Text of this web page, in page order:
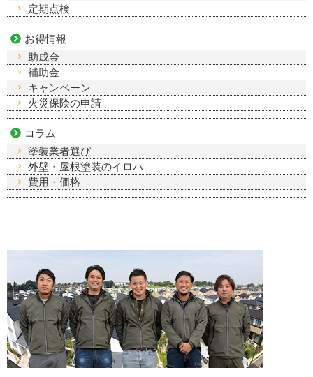
定期点検
お得情報
助成金
補助金
キャンペーン
火災保険の申請
コラム
塗装業者選び
外壁・屋根塗装のイロハ
費用・価格